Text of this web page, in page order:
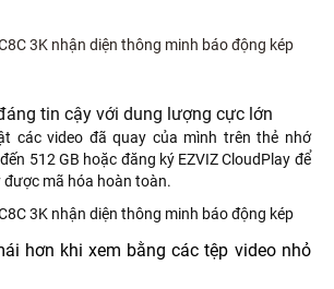
tin cậy với dung lượng cực lớn
các video đã quay của mình trên thẻ nhớ
512 GB hoặc đăng ký EZVIZ CloudPlay để
được mã hóa hoàn toàn.
hơn khi xem bằng các tệp video nhỏ